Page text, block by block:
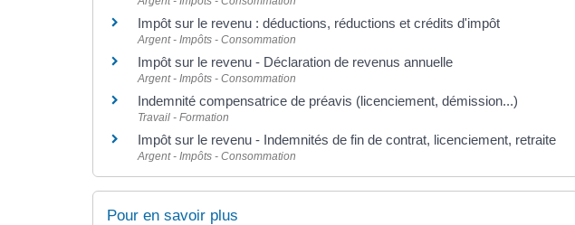
Impôt sur le revenu : déductions, réductions et crédits d'impôt
Argent - Impôts - Consommation
Impôt sur le revenu - Déclaration de revenus annuelle
Argent - Impôts - Consommation
Indemnité compensatrice de préavis (licenciement, démission...)
Travail - Formation
Impôt sur le revenu - Indemnités de fin de contrat, licenciement, retraite
Argent - Impôts - Consommation
Pour en savoir plus